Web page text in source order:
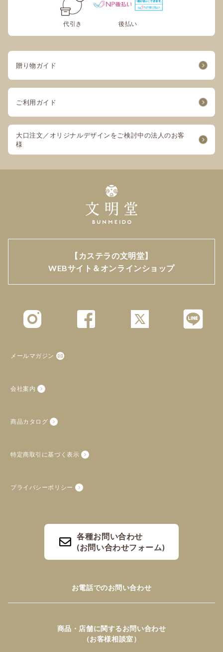
代引き 後払い
贈り物ガイド
ご利用ガイド
大口注文／オリジナルデザインをご検討中の法人のお客
様
【カステラの文明堂】
WEBサイト＆オンラインショップ
メールマガジン
会社案内
商品カタログ
特定商取引に基づく表示
プライバシーポリシー
各種お問い合わせ
(お問い合わせフォーム)
お電話でのお問い合わせ
商品・店舗に関するお問い合わせ
（お客様相談室）